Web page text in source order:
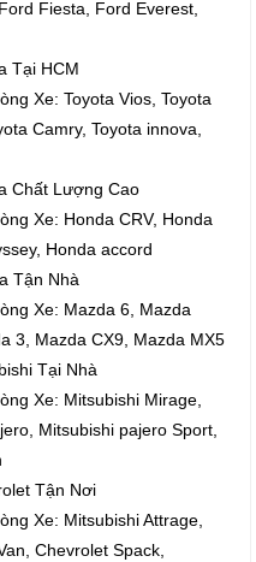
Fiesta, Ford Everest,
Tại HCM
Xe: Toyota Vios, Toyota
Camry, Toyota innova,
Chất Lượng Cao
Xe: Honda CRV, Honda
Honda accord
Tận Nhà
Xe: Mazda 6, Mazda
3, Mazda CX9, Mazda MX5
Tại Nhà
Xe: Mitsubishi Mirage,
Mitsubishi pajero Sport,
Tận Nơi
Xe: Mitsubishi Attrage,
Chevrolet Spack,